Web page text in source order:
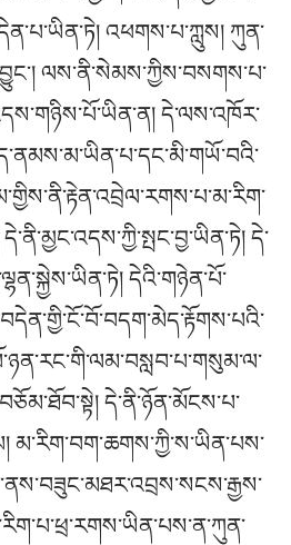
འཕགས་པ་ཀླུས། ཀུན་
ལས་ནི་སེམས་ཀྱིས་བསགས་པ་
དེ་ལས་འཁོར་
དེ་
དེའི་གཉེན་པོ་
དེ་ནི་ཉོན་མོངས་པ་
མ་རིག་བག་ཆགས་ཀྱི་ས་ཡིན་པས་